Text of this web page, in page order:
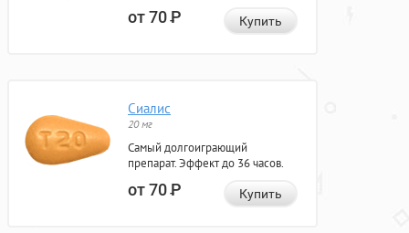
от 70Р Купить
Сиалис
20 мг
Самый долгоиграющий
препарат. Эффект до 36 часов.
от 70Р Купить